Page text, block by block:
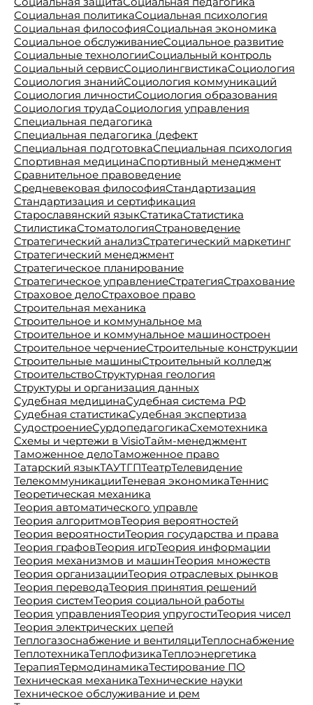
Социальная политикаСоциальная психология
Социальная философияСоциальная экономика
Социальное обслуживаниеСоциальное развитие
Социальные технологииСоциальный контроль
Социальный сервисСоциолингвистикаСоциология
Социология знанийСоциология коммуникаций
Социология личностиСоциология образования
Социология трудаСоциология управления
Специальная педагогика
Специальная педагогика (дефект
Специальная подготовкаСпециальная психология
Спортивная медицинаСпортивный менеджмент
Сравнительное правоведение
Средневековая философияСтандартизация
Стандартизация и сертификация
Старославянский языкСтатикаСтатистика
СтилистикаСтоматологияСтрановедение
Стратегический анализСтратегический маркетинг
Стратегический менеджмент
Стратегическое планирование
Стратегическое управлениеСтратегияСтрахование
Страховое делоСтраховое право
Строительная механика
Строительное и коммунальное ма
Строительное и коммунальное машиностроен
Строительное черчениеСтроительные конструкции
Строительные машиныСтроительный колледж
СтроительствоСтруктурная геология
Структуры и организация данных
Судебная медицинаСудебная система РФ
Судебная статистикаСудебная экспертиза
СудостроениеСурдопедагогикаСхемотехника
Схемы и чертежи в VisioТайм-менеджмент
Таможенное делоТаможенное право
Татарский языкТАУТГПТеатрТелевидение
ТелекоммуникацииТеневая экономикаТеннис
Теоретическая механика
Теория автоматического управле
Теория алгоритмовТеория вероятностей
Теория вероятностиТеория государства и права
Теория графовТеория игрТеория информации
Теория механизмов и машинТеория множеств
Теория организацииТеория отраслевых рынков
Теория переводаТеория принятия решений
Теория системТеория социальной работы
Теория управленияТеория упругостиТеория чисел
Теория электрических цепей
Теплогазоснабжение и вентиляциТеплоснабжение
ТеплотехникаТеплофизикаТеплоэнергетика
ТерапияТермодинамикаТестирование ПО
Техническая механикаТехнические науки
Техническое обслуживание и рем